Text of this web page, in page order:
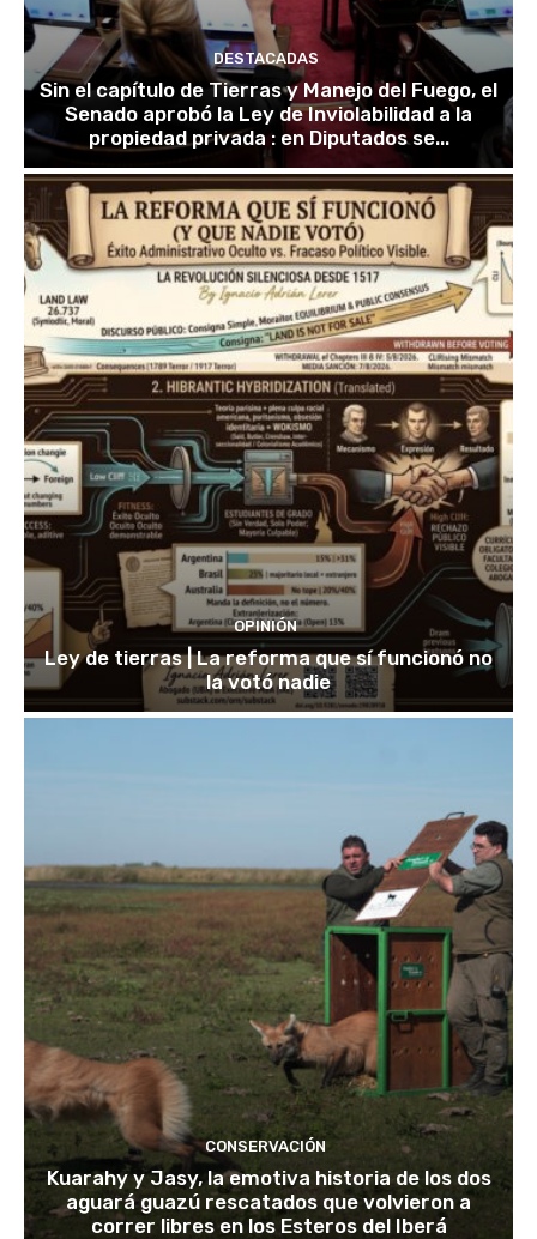
DESTACADAS
Sin el capítulo de Tierras y Manejo del Fuego, el
Senado aprobó la Ley de Inviolabilidad a la
propiedad privada : en Diputados se...
OPINIÓN
Ley de tierras | La reforma que sí funcionó no
la votó nadie
CONSERVACIÓN
Kuarahy y Jasy, la emotiva historia de los dos
aguará guazú rescatados que volvieron a
correr libres en los Esteros del Iberá